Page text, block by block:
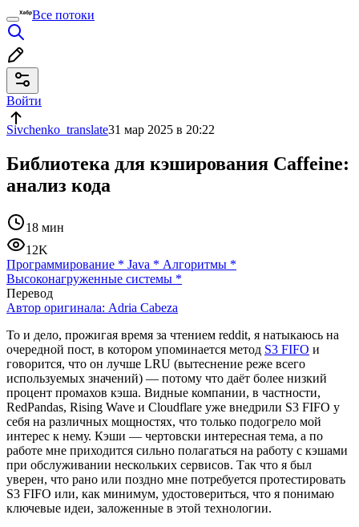
Все потоки
Войти
Sivchenko_translate31 мар 2025 в 20:22
Библиотека для кэширования Caffeine:
анализ кода
18 мин
12K
Программирование * Java * Алгоритмы *
Высоконагруженные системы *
Перевод
Автор оригинала: Adria Cabeza
То и дело, прожигая время за чтением reddit, я натыкаюсь на
очередной пост, в котором упоминается метод S3 FIFO и
говорится, что он лучше LRU (вытеснение реже всего
используемых значений) — потому что даёт более низкий
процент промахов кэша. Видные компании, в частности,
RedPandas, Rising Wave и Cloudflare уже внедрили S3 FIFO у
себя на различных мощностях, что только подогрело мой
интерес к нему. Кэши — чертовски интересная тема, а по
работе мне приходится сильно полагаться на работу с кэшами
при обслуживании нескольких сервисов. Так что я был
уверен, что рано или поздно мне потребуется протестировать
S3 FIFO или, как минимум, удостовериться, что я понимаю
ключевые идеи, заложенные в этой технологии.